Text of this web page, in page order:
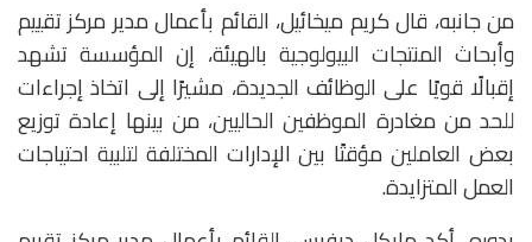
من جانبه، قال كريم ميخائيل، القائم بأعمال مدير مركز تقييم
وأبحاث المنتجات البيولوجية بالهيئة، إن المؤسسة تشهد
إقبالًا قويًا على الوظائف الجديدة، مشيرًا إلى اتخاذ إجراءات
للحد من مغادرة الموظفين الحاليين، من بينها إعادة توزيع
بعض العاملين مؤقتًا بين الإدارات المختلفة لتلبية احتياجات
العمل المتزايدة.